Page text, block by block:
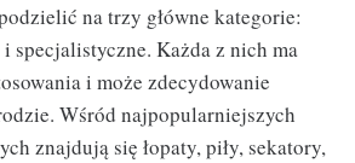
na trzy główne kategorie:
specjalistyczne. Każda z nich ma
i może zdecydowanie
Wśród najpopularniejszych
znajdują się łopaty, piły, sekatory,